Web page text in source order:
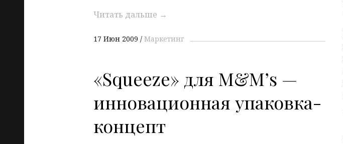
Читать дальше →
17 Июн 2009 Маркетинг
«Squeeze» для M&M’s —
инновационная упаковка-
концепт